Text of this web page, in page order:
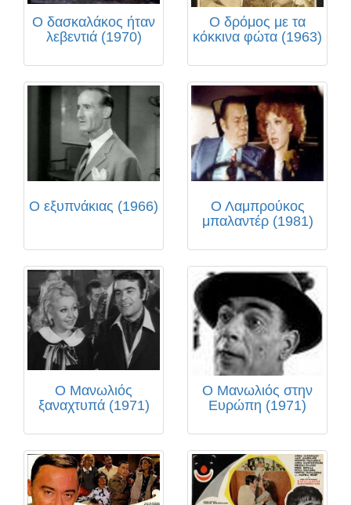
Ο δασκαλάκος ήταν
λεβεντιά (1970)
Ο δρόμος με τα
κόκκινα φώτα (1963)
Ο εξυπνάκιας (1966)
Ο Λαμπρούκος
μπαλαντέρ (1981)
Ο Μανωλιός
ξαναχτυπά (1971)
Ο Μανωλιός στην
Ευρώπη (1971)